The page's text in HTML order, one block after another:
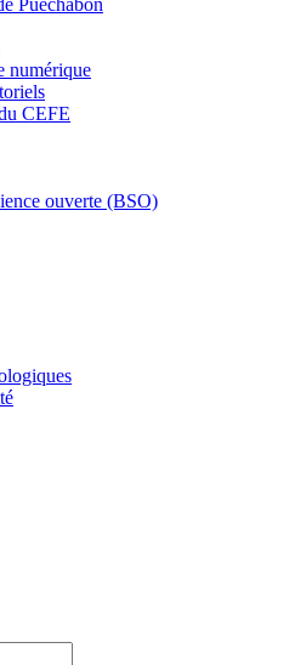
Puechabon
numérique
CEFE
ouverte (BSO)